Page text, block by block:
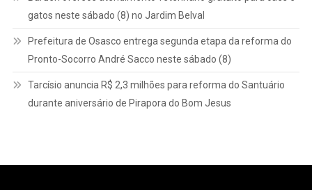
gatos neste sábado (8) no Jardim Belval
Prefeitura de Osasco entrega segunda etapa da reforma do
Pronto-Socorro André Sacco neste sábado (8)
Tarcísio anuncia R$ 2,3 milhões para reforma do Santuário
durante aniversário de Pirapora do Bom Jesus